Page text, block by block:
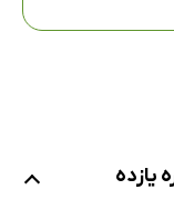
یازده